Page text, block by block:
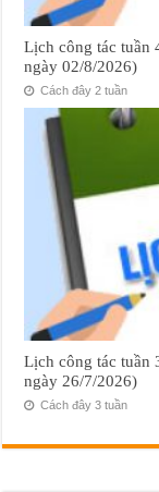
Lịch công tác tuần
ngày 02/8/2026)
Cách đây 2 tuần
Lịch công tác tuần
ngày 26/7/2026)
Cách đây 3 tuần